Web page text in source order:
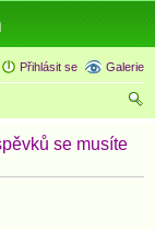
Galerie
Přihlásit se
se musíte